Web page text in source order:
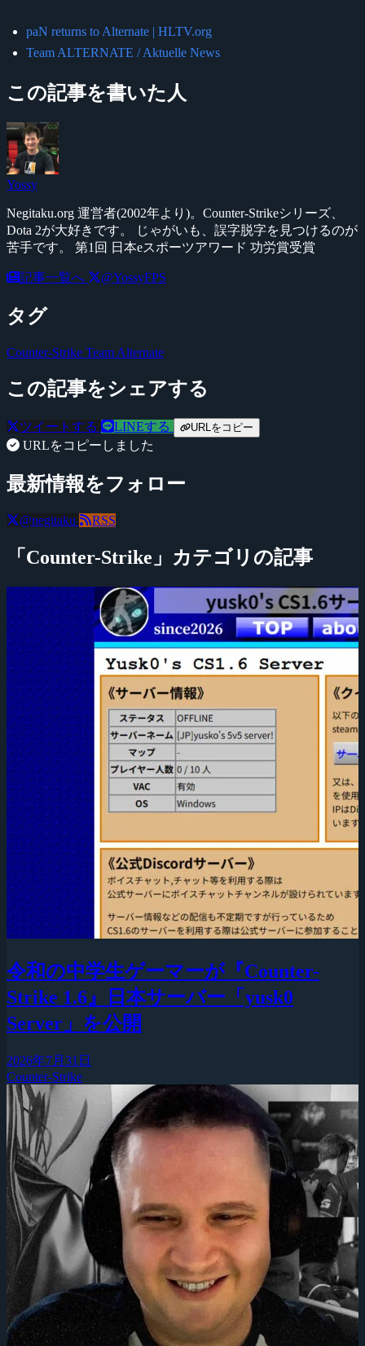
paN returns to Alternate | HLTV.org
Team ALTERNATE / Aktuelle News
この記事を書いた人
Yossy
Negitaku.org 運営者(2002年より)。Counter-Strikeシリーズ、
Dota 2が大好きです。 じゃがいも、誤字脱字を見つけるのが
苦手です。 第1回 日本eスポーツアワード 功労賞受賞
記事一覧へ @YossyFPS
タグ
Counter-Strike Team Alternate
この記事をシェアする
ツイートする LINEする URLをコピー
URLをコピーしました
最新情報をフォロー
@negitaku RSS
「Counter-Strike」カテゴリの記事
令和の中学生ゲーマーが『Counter-
Strike 1.6』日本サーバー「yusk0
Server」を公開
2026年7月31日
Counter-Strike